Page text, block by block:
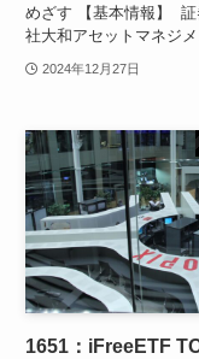
めざす 【基本情報】
社大和アセットマネジメ
2024年12月27日
1651：iFreeETF